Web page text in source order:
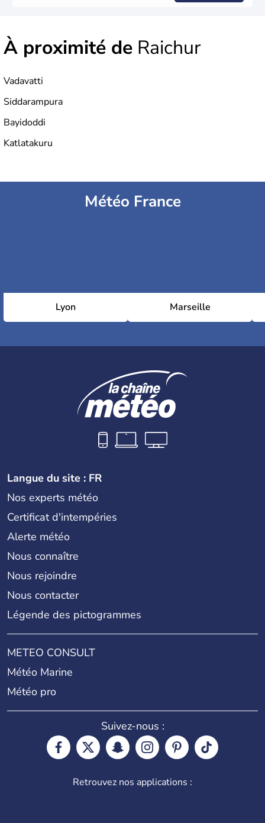
À proximité de Raichur
Vadavatti
Siddarampura
Bayidoddi
Katlatakuru
Météo France
Lyon Marseille
Langue du site : FR
Nos experts météo
Certificat d'intempéries
Alerte météo
Nous connaître
Nous rejoindre
Nous contacter
Légende des pictogrammes
METEO CONSULT
Météo Marine
Météo pro
Suivez-nous :
Retrouvez nos applications :